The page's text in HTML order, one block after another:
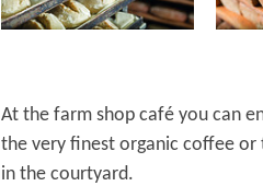
At the farm shop café you can
the very finest organic coffee
in the courtyard.